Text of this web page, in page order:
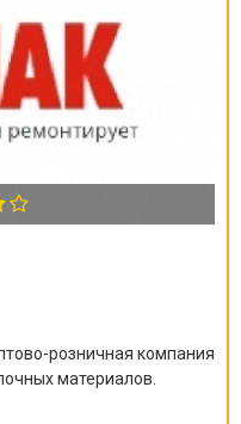
розничная компания
материалов.